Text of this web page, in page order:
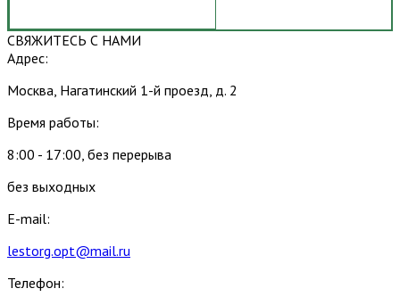
СВЯЖИТЕСЬ С НАМИ
Адрес:
Москва, Нагатинский 1-й проезд, д. 2
Время работы:
8:00 - 17:00, без перерыва
без выходных
E-mail:
lestorg.opt@mail.ru
Телефон: